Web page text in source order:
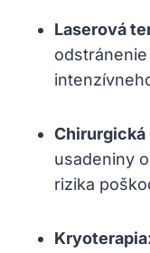
Laserová
Chirurgická
usadeniny
rizika